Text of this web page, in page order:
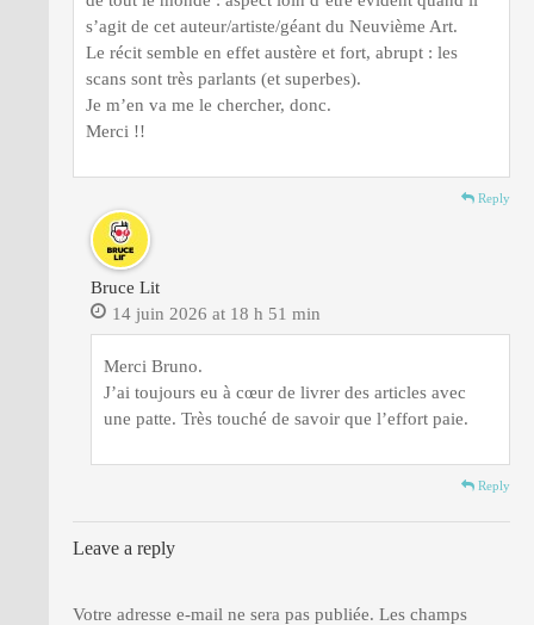
s’agit de cet auteur/artiste/géant du Neuvième Art.
Le récit semble en effet austère et fort, abrupt : les
scans sont très parlants (et superbes).
Je m’en va me le chercher, donc.
Merci !!
Reply
Bruce Lit
14 juin 2026 at 18 h 51 min
Merci Bruno.
J’ai toujours eu à cœur de livrer des articles avec
une patte. Très touché de savoir que l’effort paie.
Reply
Leave a reply
Votre adresse e-mail ne sera pas publiée. Les champs